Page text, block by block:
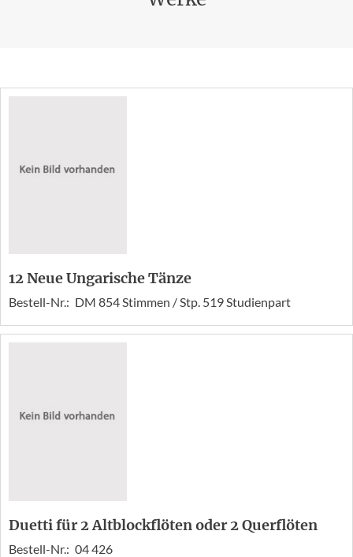
12 Neue Ungarische Tänze
Bestell-Nr.: DM 854 Stimmen / Stp. 519 Studienpart
Duetti für 2 Altblockflöten oder 2 Querflöten
Bestell-Nr.: 04 426